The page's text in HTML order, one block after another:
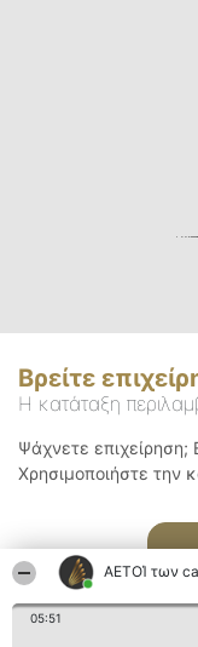
ΑΕΤΟΊ των
05:51
Βρείτε
Η κατάταξη
Ψάχνετε επιχείρηση;
Χρησιμοποιήστε την